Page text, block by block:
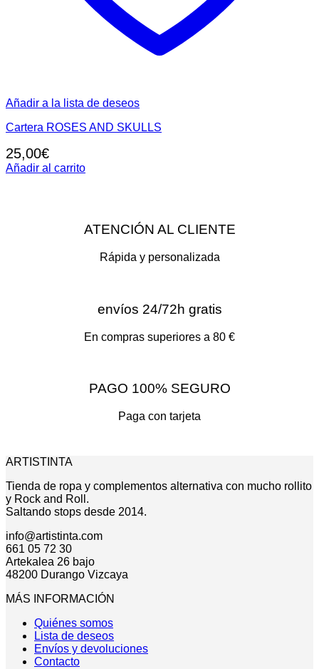
Añadir a la lista de deseos
Cartera ROSES AND SKULLS
25,00€
Añadir al carrito
ATENCIÓN AL CLIENTE
Rápida y personalizada
envíos 24/72h gratis
En compras superiores a 80 €
PAGO 100% SEGURO
Paga con tarjeta
ARTISTINTA
Tienda de ropa y complementos alternativa con mucho rollito
y Rock and Roll.
Saltando stops desde 2014.
info@artistinta.com
661 05 72 30
Artekalea 26 bajo
48200 Durango Vizcaya
MÁS INFORMACIÓN
Quiénes somos
Lista de deseos
Envíos y devoluciones
Contacto